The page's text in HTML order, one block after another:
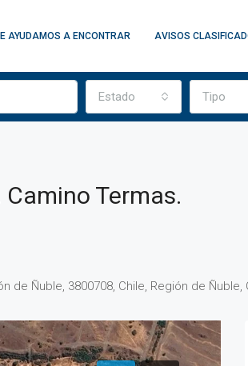
AYUDAMOS A ENCONTRAR AVISOS
Estado Tipo
Termas.
de Ñuble, 3800708, Chile, Región de Ñuble,